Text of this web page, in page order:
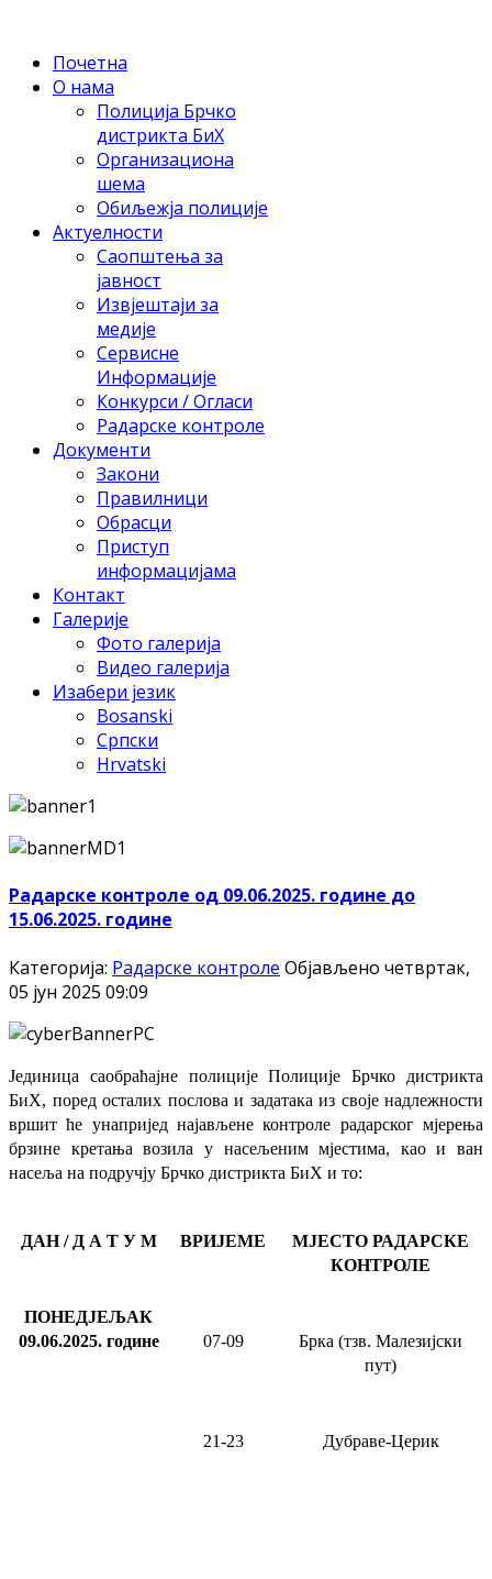
Почетна
О нама
Полиција Брчко
дистрикта БиХ
Организациона
шема
Обиљежја полиције
Актуелности
Саопштења за
јавност
Извјештаји за
медије
Сервисне
Информације
Конкурси / Огласи
Радарске контроле
Документи
Закони
Правилници
Обрасци
Приступ
информацијама
Контакт
Галерије
Фото галерија
Видео галерија
Изабери језик
Bosanski
Српски
Hrvatski
Радарске контроле од 09.06.2025. године до
15.06.2025. године
Категорија: Радарске контроле Објављено четвртак,
05 јун 2025 09:09
Јединица саобраћајне полиције Полиције Брчко дистрикта
БиХ, поред осталих послова и задатака из своје надлежности
вршит ће унапријед најављене контроле радарског мјерења
брзине кретања возила у насељеним мјестима, као и ван
насеља на подручју Брчко дистрикта БиХ и то:
ДАН / Д А Т У М ВРИЈЕМЕ
МЈЕСТО РАДАРСКЕ
КОНТРОЛЕ
ПОНЕДЈЕЉАК
09.06.2025.године 07-09
Брка (тзв. Малезијски
пут)
21-23 Дубраве-Церик